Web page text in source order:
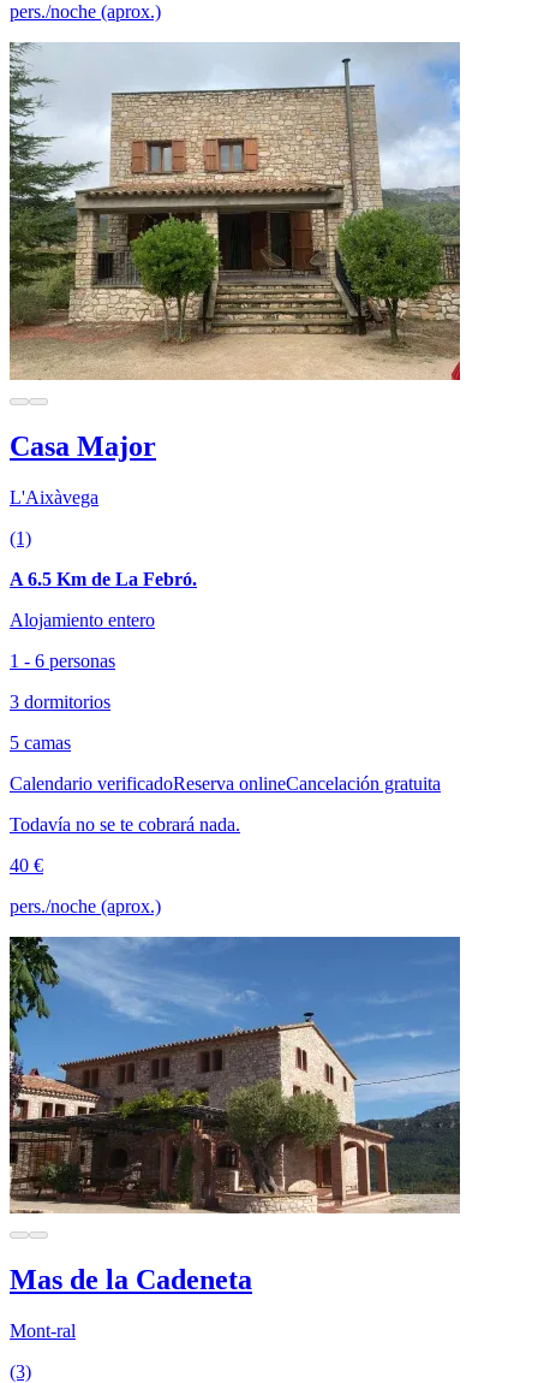
pers./noche (aprox.)
Casa Major
L'Aixàvega
(1)
A 6.5 Km de La Febró.
Alojamiento entero
1 - 6 personas
3 dormitorios
5 camas
Calendario verificadoReserva onlineCancelación gratuita
Todavía no se te cobrará nada.
40 €
pers./noche (aprox.)
Mas de la Cadeneta
Mont-ral
(3)